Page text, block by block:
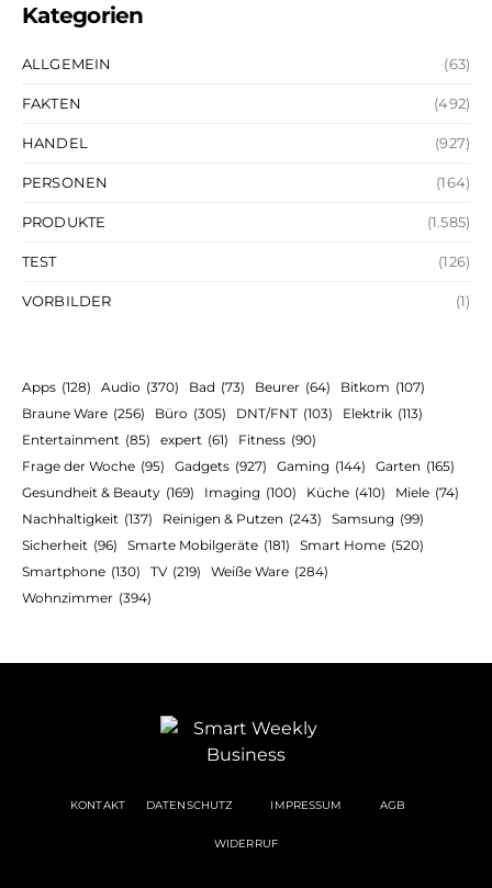
Kategorien
ALLGEMEIN (63)
FAKTEN (492)
HANDEL (927)
PERSONEN (164)
PRODUKTE (1.585)
TEST (126)
VORBILDER (1)
Apps (128) Audio (370) Bad (73) Beurer (64) Bitkom (107)
Braune Ware (256) Büro (305) DNT/FNT (103) Elektrik (113)
Entertainment (85) expert (61) Fitness (90)
Frage der Woche (95) Gadgets (927) Gaming (144) Garten (165)
Gesundheit & Beauty (169) Imaging (100) Küche (410) Miele (74)
Nachhaltigkeit (137) Reinigen & Putzen (243) Samsung (99)
Sicherheit (96) Smarte Mobilgeräte (181) Smart Home (520)
Smartphone (130) TV (219) Weiße Ware (284)
Wohnzimmer (394)
KONTAKT DATENSCHUTZ IMPRESSUM AGB
WIDERRUF